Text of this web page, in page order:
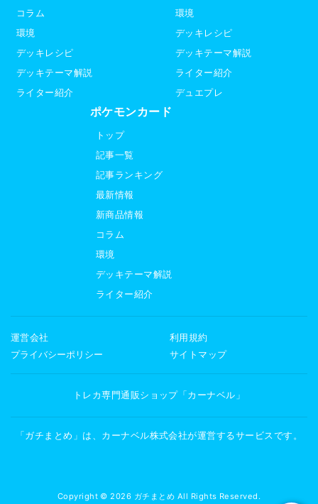
コラム
環境
デッキレシピ
デッキテーマ解説
ライター紹介
環境
デッキレシピ
デッキテーマ解説
ライター紹介
デュエプレ
ポケモンカード
トップ
記事一覧
記事ランキング
最新情報
新商品情報
コラム
環境
デッキテーマ解説
ライター紹介
運営会社
利用規約
プライバシーポリシー
サイトマップ
トレカ専門通販ショップ「カーナベル」
「ガチまとめ」は、カーナベル株式会社が運営するサービスです。
Copyright © 2026 ガチまとめ All Rights Reserved.